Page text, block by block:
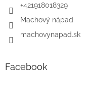
+421918018329
Machový nápad
machovynapad.sk
Facebook